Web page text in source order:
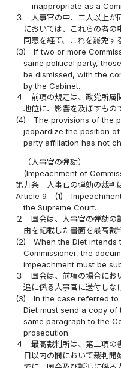
inappropriate as a
３
人事官の中、二人以上が
においては、これらの者の
同意を経て、これを罷免す
(3)
If two or more
same political party,
be dismissed, with the
by the Cabinet.
４
前項の規定は、政党所属
地位に、影響を及ぼすもの
(4)
The provisions of the
jeopardize the position
party affiliation has not
（人事官の弾劾）
(Impeachment of
第九条
人事官の弾劾の裁判
Article 9
(1)
the Supreme Court.
２
国会は、人事官の弾劾の
由を記載した書面を最高裁
(2)
When the Diet
Commissioner, the
impeachment must be
３
国会は、前項の場合にお
追に係る人事官に送付しな
(3)
In the case referred
Diet must send a copy
same paragraph to the
prosecution.
４
最高裁判所は、第二項の
日以内の間において裁判開